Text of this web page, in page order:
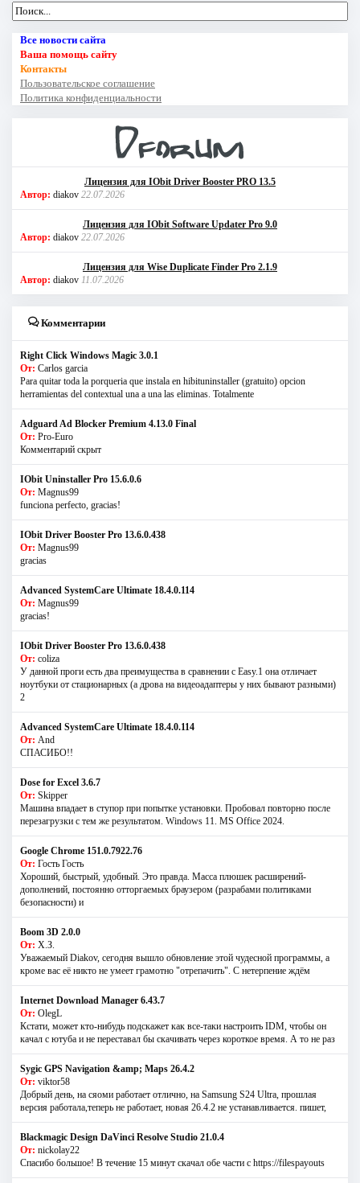
Все новости сайта
Ваша помощь сайту
Контакты
Пользовательское соглашение
Политика конфиденциальности
Лицензия для IObit Driver Booster PRO 13.5
Автор: diakov 22.07.2026
Лицензия для IObit Software Updater Pro 9.0
Автор: diakov 22.07.2026
Лицензия для Wise Duplicate Finder Pro 2.1.9
Автор: diakov 11.07.2026
Комментарии
Right Click Windows Magic 3.0.1
От: Carlos garcia
Para quitar toda la porqueria que instala en hibituninstaller (gratuito) opcion
herramientas del contextual una a una las eliminas. Totalmente
Adguard Ad Blocker Premium 4.13.0 Final
От: Pro-Euro
Комментарий скрыт
IObit Uninstaller Pro 15.6.0.6
От: Magnus99
funciona perfecto, gracias!
IObit Driver Booster Pro 13.6.0.438
От: Magnus99
gracias
Advanced SystemCare Ultimate 18.4.0.114
От: Magnus99
gracias!
IObit Driver Booster Pro 13.6.0.438
От: coliza
У данной проги есть два преимущества в сравнении с Easy.1 она отличает
ноутбуки от стационарных (а дрова на видеоадаптеры у них бывают разными)
2
Advanced SystemCare Ultimate 18.4.0.114
От: And
СПАСИБО!!
Dose for Excel 3.6.7
От: Skipper
Машина впадает в ступор при попытке установки. Пробовал повторно после
перезагрузки с тем же результатом. Windows 11. MS Offiсe 2024.
Google Chrome 151.0.7922.76
От: Гость Гость
Хороший, быстрый, удобный. Это правда. Масса плюшек расширений-
дополнений, постоянно отторгаемых браузером (разрабами политиками
безопасности) и
Boom 3D 2.0.0
От: Х.З.
Уважаемый Diakov, сегодня вышло обновление этой чудесной программы, а
кроме вас её никто не умеет грамотно "отрепачить". С нетерпение ждём
Internet Download Manager 6.43.7
От: OlegL
Кстати, может кто-нибудь подскажет как все-таки настроить IDM, чтобы он
качал с ютуба и не переставал бы скачивать через короткое время. А то не раз
Sygic GPS Navigation &amp; Maps 26.4.2
От: viktor58
Добрый день, на сяоми работает отлично, на Samsung S24 Ultra, прошлая
версия работала,теперь не работает, новая 26.4.2 не устанавливается. пишет,
Blackmagic Design DaVinci Resolve Studio 21.0.4
От: nickolay22
Спасибо большое! В течение 15 минут скачал обе части с https://filespayouts